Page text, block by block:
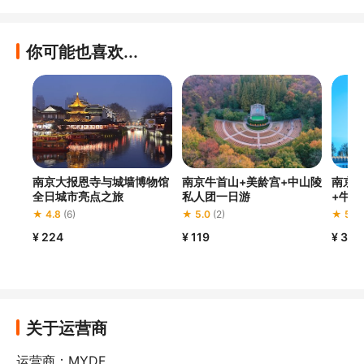
你可能也喜欢...
南京大报恩寺与城墙博物馆
全日城市亮点之旅
★ 4.8 (6)
¥ 224
南京牛首山+美龄宫+中山陵
私人团一日游
★ 5.0 (2)
¥ 119
南京
+牛
★ 5.0
¥ 306
关于运营商
运营商：MYDF